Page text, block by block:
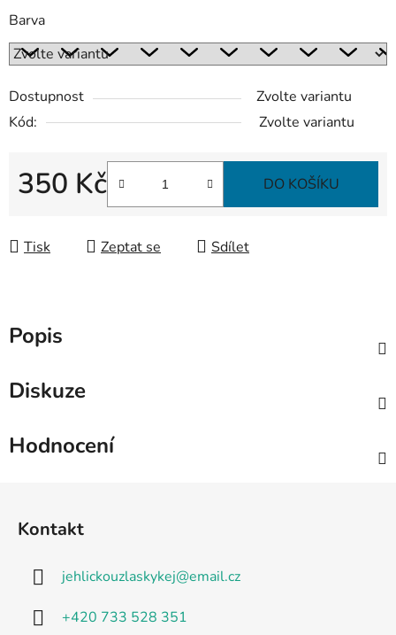
Barva
Dostupnost
Zvolte variantu
Kód:
Zvolte variantu
350 Kč DO KOŠÍKU
Tisk Zeptat se Sdílet
Popis
Diskuze
Hodnocení
Kontakt
jehlickouzlaskykej@email.cz
+420 733 528 351